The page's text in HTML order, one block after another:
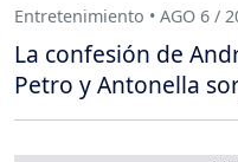
Entretenimiento • AGO 6 /
La confesión de
Petro y Antonella